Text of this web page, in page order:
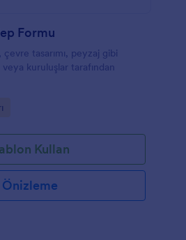
Formu
tasarımı, peyzaj gibi
kuruluşlar tarafından
Kullan
Önizleme